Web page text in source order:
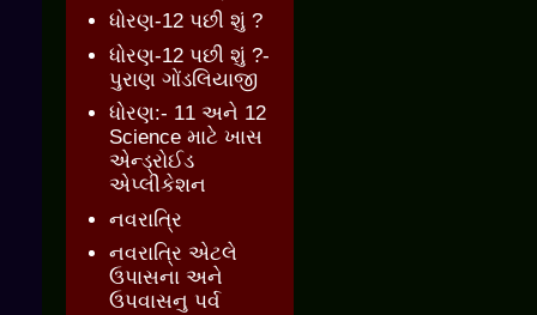
ધોરણ-12 પછી શું ?
ધોરણ-12 પછી શું ?-
પુરાણ ગોંડલિયાજી
ધોરણ:- 11 અને 12
Science માટે ખાસ
એન્ડ્રોઈડ
એપ્લીકેશન
નવરાત્રિ
નવરાત્રિ એટલે
ઉપાસના અને
ઉપવાસનુ પર્વ